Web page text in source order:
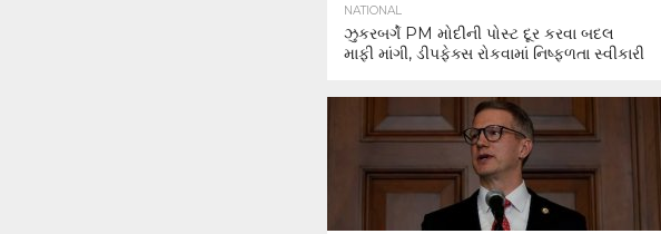
NATIONAL
ઝુકરબર્ગે PM મોદીની પોસ્ટ દૂર કરવા બદલ
માફી માંગી, ડીપફેક્સ રોકવામાં નિષ્ફળતા સ્વીકારી